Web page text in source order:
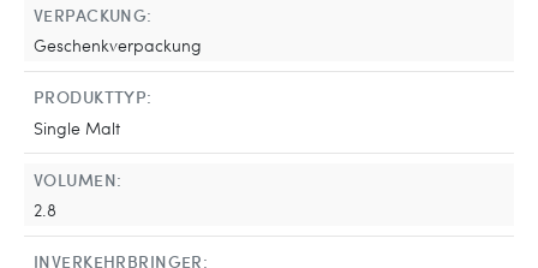
VERPACKUNG:
Geschenkverpackung
PRODUKTTYP:
Single Malt
VOLUMEN:
2.8
INVERKEHRBRINGER: